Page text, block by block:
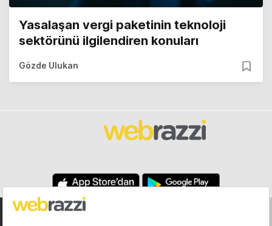
Yasalaşan vergi paketinin teknoloji
sektörünü ilgilendiren konuları
Gözde Ulukan